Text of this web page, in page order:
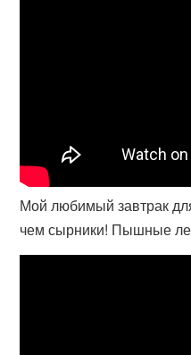
Мой любимый завтрак
чем сырники! Пышные